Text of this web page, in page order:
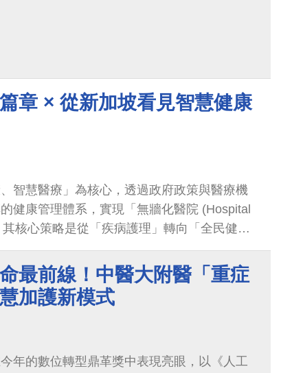
章 × 從新加坡看見智慧健康
智慧醫療」為核心，透過政府政策與醫療機
健康管理體系，實現「無牆化醫院 (Hospital
核心策略是從「疾病護理」轉向「全民健
區」，並以完善的 AI 戰略與智慧醫療治理架
照護與數位整合，成為亞洲醫療轉型的重要
最前線！中醫大附醫「重症
加護新模式
年的數位轉型鼎革獎中表現亮眼，以《人工